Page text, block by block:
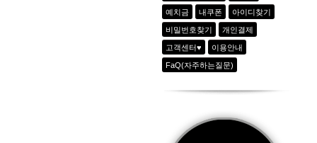
예치금 내쿠폰 아이디찾기
비밀번호찾기 개인결제
고객센터♥ 이용안내
FaQ(자주하는질문)